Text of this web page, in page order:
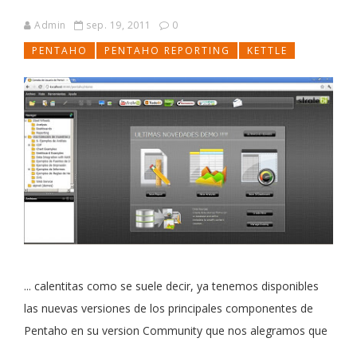
Admin sep. 19, 2011
0
PENTAHO
PENTAHO REPORTING KETTLE
... calentitas como se suele decir, ya tenemos disponibles
las nuevas versiones de los principales componentes de
Pentaho en su version Community que nos alegramos que